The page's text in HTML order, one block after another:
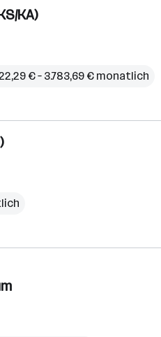
KA)
€ – 3.783,69 € monatlich